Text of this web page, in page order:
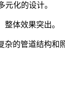
化的设计。
体效果突出。
的管道结构和